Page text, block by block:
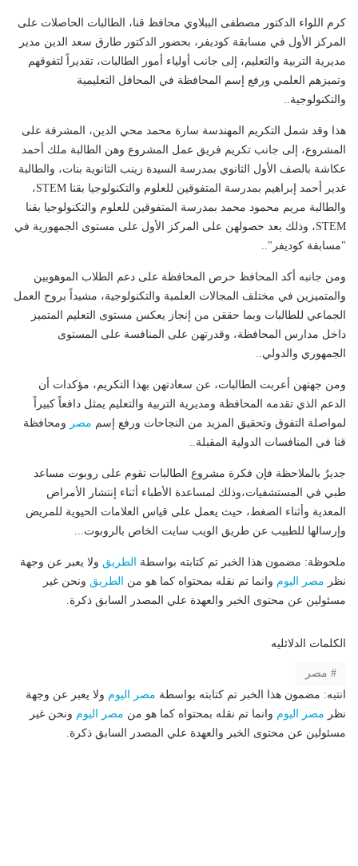
كرم اللواء الدكتور مصطفى الببلاوي محافظ قنا، الطالبات الحاصلات على
المركز الأول في مسابقة كوديفر، بحضور الدكتور طارق سعد الدين مدير
مديرية التربية والتعليم، إلى جانب أولياء أمور الطالبات، تقديراً لتفوقهم
وتميزهم العلمي ورفع إسم المحافظة في المحافل التعليمية
والتكنولوجية..
هذا وقد شمل التكريم المهندسة سارة محمد محي الدين، المشرفة على
المشروع، إلى جانب تكريم فريق عمل المشروع وهن الطالبة ملك أحمد
عكاشة بالصف الأول الثانوي بمدرسة السيدة زينب الثانوية بنات، والطالبة
غدير أحمد إبراهيم بمدرسة المتفوقين للعلوم والتكنولوجيا بقنا STEM،
والطالبة مريم محمود محمد بمدرسة المتفوقين للعلوم والتكنولوجيا بقنا
STEM، وذلك بعد حصولهن على المركز الأول على مستوى الجمهورية في
"مسابقة كوديفر"..
ومن جانبه أكد المحافظ حرص المحافظة على دعم الطلاب الموهوبين
والمتميزين في مختلف المجالات العلمية والتكنولوجية، مشيداً بروح العمل
الجماعي للطالبات وبما حققن من إنجاز يعكس مستوى التعليم المتميز
داخل مدارس المحافظة، وقدرتهن على المنافسة على المستوى
الجمهوري والدولي..
ومن جهتهن أعربت الطالبات، عن سعادتهن بهذا التكريم، مؤكدات أن
الدعم الذي تقدمه المحافظة ومديرية التربية والتعليم يمثل دافعاً كبيراً
لمواصلة التفوق وتحقيق المزيد من النجاحات ورفع إسم مصر ومحافظة
قنا في المنافسات الدولية المقبلة..
جديرٌ بالملاحظة فإن فكرة مشروع الطالبات تقوم على روبوت مساعد
طبي في المستشفيات،وذلك لمساعدة الأطباء أثناء إنتشار الأمراض
المعدية وأثناء الضغط، حيث يعمل على قياس العلامات الحيوية للمريض
وإرسالها للطبيب عن طريق الويب سايت الخاص بالروبوت...
ملحوظة: مضمون هذا الخبر تم كتابته بواسطة الطريق ولا يعبر عن وجهة
نظر مصر اليوم وانما تم نقله بمحتواه كما هو من الطريق ونحن غير
مسئولين عن محتوى الخبر والعهدة علي المصدر السابق ذكرة.
الكلمات الدلائليه
مصر
انتبه: مضمون هذا الخبر تم كتابته بواسطة مصر اليوم ولا يعبر عن وجهة
نظر مصر اليوم وانما تم نقله بمحتواه كما هو من مصر اليوم ونحن غير
مسئولين عن محتوى الخبر والعهدة علي المصدر السابق ذكرة.